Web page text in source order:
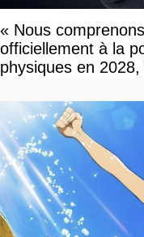
« Nous
officiellement à la
physiques en